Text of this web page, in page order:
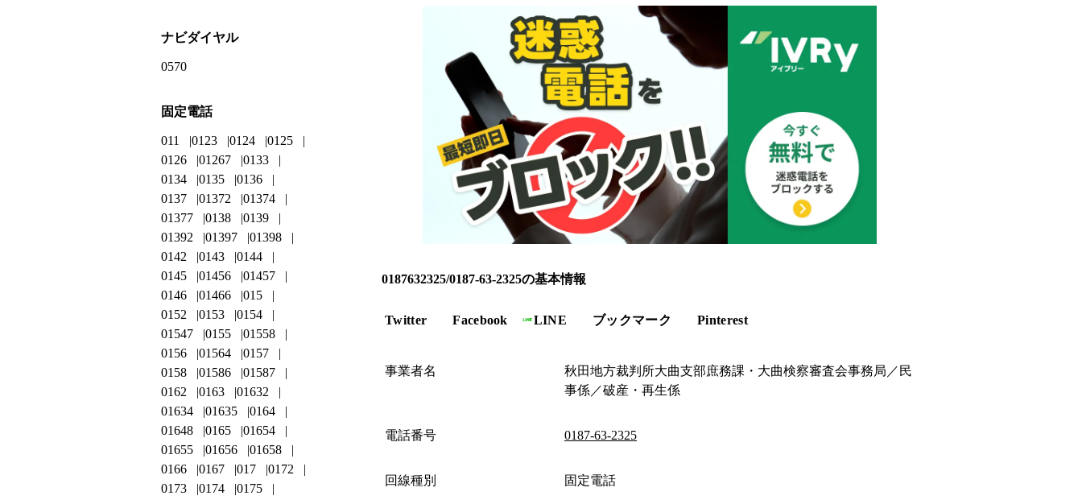
0187632325/0187-63-2325の基本情報
Twitter Facebook LINE ブックマーク Pinterest
事業者名
秋田地方裁判所大曲支部庶務課・大曲検察審査会事務局／民
事係／破産・再生係
電話番号 0187-63-2325
回線種別 固定電話
ナビダイヤル
0570
固定電話
011 0123 0124
0125
0126
01267
0133
0134
0135
0136
0137
01372
01374
01377
0138
0139
01392
01397
01398
0142
0143
0144
0145
01456
01457
0146
01466
015
0152
0153
0154
01547
0155
01558
0156
01564
0157
0158
01586
01587
0162
0163
01632
01634
01635
0164
01648
0165
01654
01655
01656
01658
0166
0167 017
0172
0173
0174
0175